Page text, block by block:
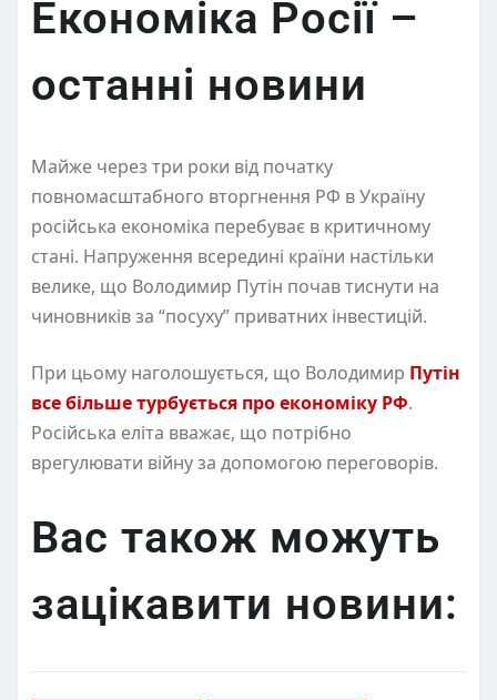
Економіка Росії –
останні новини
Майже через три роки від початку
повномасштабного вторгнення РФ в Україну
російська економіка перебуває в критичному
стані. Напруження всередині країни настільки
велике, що Володимир Путін почав тиснути на
чиновників за “посуху” приватних інвестицій.
При цьому наголошується, що Володимир Путін
все більше турбується про економіку РФ.
Російська еліта вважає, що потрібно
врегулювати війну за допомогою переговорів.
Вас також можуть
зацікавити новини: